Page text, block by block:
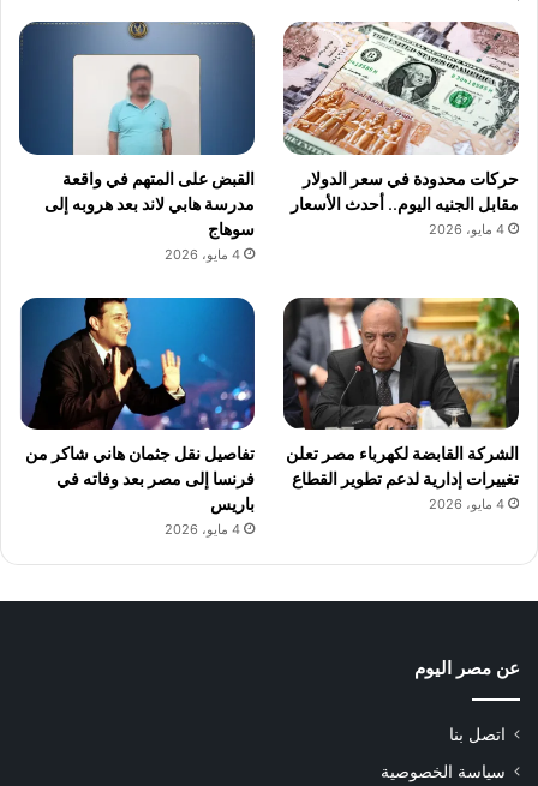
حركات محدودة في سعر الدولار
مقابل الجنيه اليوم.. أحدث الأسعار
4 مايو، 2026
القبض على المتهم في واقعة
مدرسة هابي لاند بعد هروبه إلى
سوهاج
4 مايو، 2026
الشركة القابضة لكهرباء مصر تعلن
تغييرات إدارية لدعم تطوير القطاع
4 مايو، 2026
تفاصيل نقل جثمان هاني شاكر من
فرنسا إلى مصر بعد وفاته في
باريس
4 مايو، 2026
عن مصر اليوم
اتصل بنا
سياسة الخصوصية